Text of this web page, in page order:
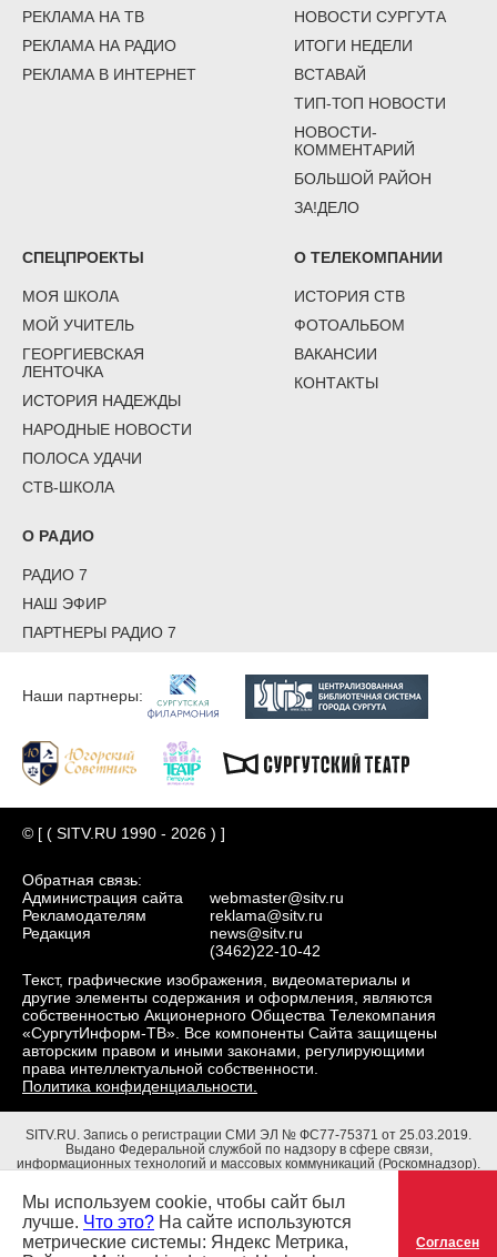
РЕКЛАМА НА ТВ
РЕКЛАМА НА РАДИО
РЕКЛАМА В ИНТЕРНЕТ
НОВОСТИ СУРГУТА
ИТОГИ НЕДЕЛИ
ВСТАВАЙ
ТИП-ТОП НОВОСТИ
НОВОСТИ-
КОММЕНТАРИЙ
БОЛЬШОЙ РАЙОН
ЗА!ДЕЛО
СПЕЦПРОЕКТЫ
МОЯ ШКОЛА
МОЙ УЧИТЕЛЬ
ГЕОРГИЕВСКАЯ
ЛЕНТОЧКА
ИСТОРИЯ НАДЕЖДЫ
НАРОДНЫЕ НОВОСТИ
ПОЛОСА УДАЧИ
СТВ-ШКОЛА
О ТЕЛЕКОМПАНИИ
ИСТОРИЯ СТВ
ФОТОАЛЬБОМ
ВАКАНСИИ
КОНТАКТЫ
О РАДИО
РАДИО 7
НАШ ЭФИР
ПАРТНЕРЫ РАДИО 7
Наши партнеры:
© [ ( SITV.RU 1990 - 2026 ) ]
Обратная связь:
Администрация сайта
Рекламодателям
Редакция
webmaster@sitv.ru
reklama@sitv.ru
news@sitv.ru
(3462)22-10-42
Текст, графические изображения, видеоматериалы и
другие элементы содержания и оформления, являются
собственностью Акционерного Общества Телекомпания
«СургутИнформ-ТВ». Все компоненты Сайта защищены
авторским правом и иными законами, регулирующими
права интеллектуальной собственности.
Политика конфиденциальности.
SITV.RU. Запись о регистрации СМИ ЭЛ № ФС77-75371 от 25.03.2019.
Выдано Федеральной службой по надзору в сфере связи,
информационных технологий и массовых коммуникаций (Роскомнадзор).
Адрес редакции: 628403, Тюменская обл., ХМАО - Югра, г. Сургут, ул.
Маяковского, д. 16. Главный редактор: Чубенко В.Л.
Мы используем cookie, чтобы сайт был
лучше. Что это? На сайте используются
метрические системы: Яндекс Метрика,
Согласен